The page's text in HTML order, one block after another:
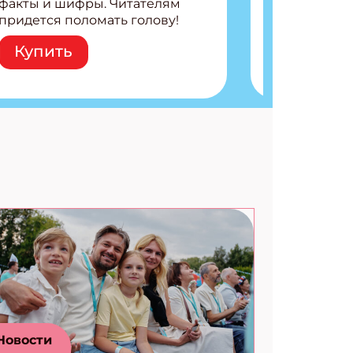
и шифры. Читателям
придется поломать голову!
Внутри: Шифры и
расшифровки Плетем
запутанные поделки
коды 3 комикса
Купить